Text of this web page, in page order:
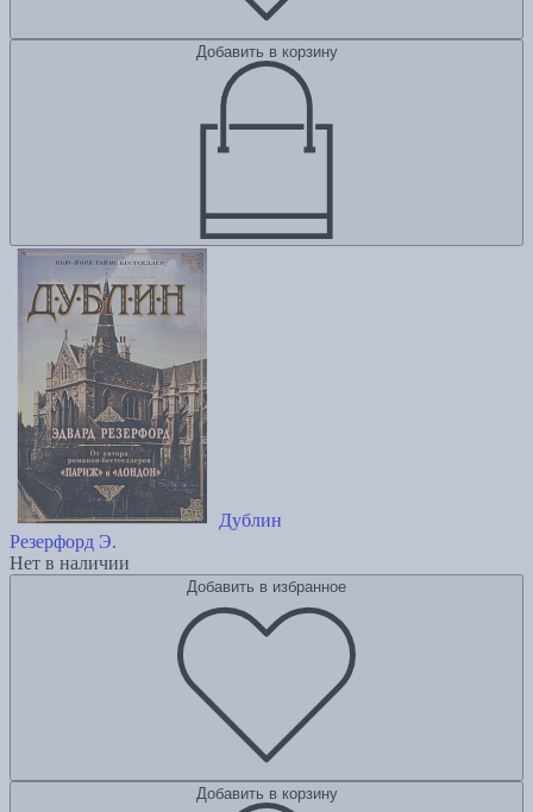
Добавить в корзину
Дублин
Резерфорд Э.
Нет в наличии
Добавить в избранное
Добавить в корзину